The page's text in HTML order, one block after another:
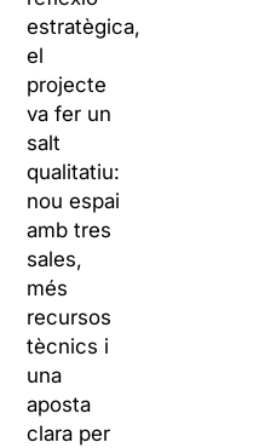
estratègica,
el
projecte
va fer un
salt
qualitatiu:
nou espai
amb tres
sales,
més
recursos
tècnics i
una
aposta
clara per